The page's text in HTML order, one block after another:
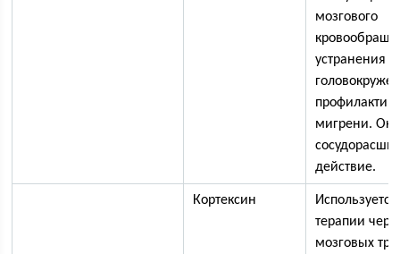
мозгового
устранения
мигрени.
действие.
Кортексин
терапии
мозговых